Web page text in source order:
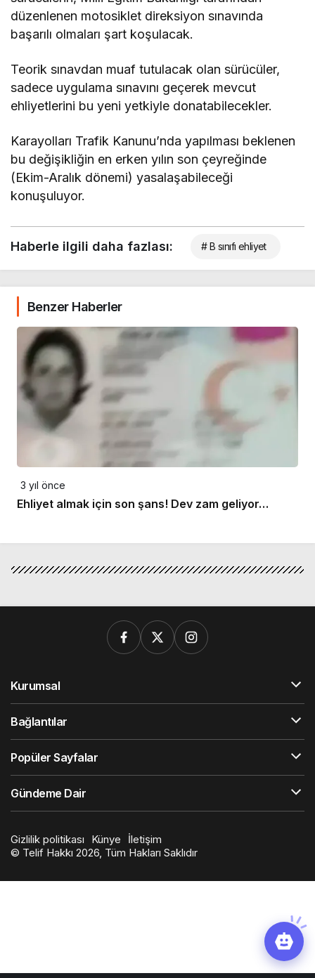
düzenlenen motosiklet direksiyon sınavında
başarılı olmaları şart koşulacak.
Teorik sınavdan muaf tutulacak olan sürücüler,
sadece uygulama sınavını geçerek mevcut
ehliyetlerini bu yeni yetkiyle donatabilecekler.
Karayolları Trafik Kanunu’nda yapılması beklenen
bu değişikliğin en erken yılın son çeyreğinde
(Ekim-Aralık dönemi) yasalaşabileceği
konuşuluyor.
Haberle ilgili daha fazlası: # B sınıfı ehliyet
Benzer Haberler
3 yıl önce
Ehliyet almak için son şans! Dev zam geliyor…
Kurumsal
Bağlantılar
Popüler Sayfalar
Gündeme Dair
Gizlilik politikası Künye
İletişim
© Telif Hakkı 2026, Tüm Hakları Saklıdır